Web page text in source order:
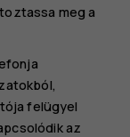
meg a
felügyel
az